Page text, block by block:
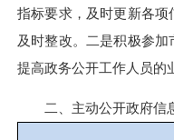
指标要求，及时更新各
及时整改。二是积极参加
提高政务公开工作人员的
二、主动公开政府信